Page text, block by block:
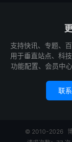
支持快讯、专题、
用于垂直站点、科
功能配置、会员中
联
© 2010-2026